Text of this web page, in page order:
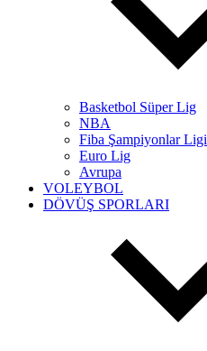
Basketbol Süper Lig
NBA
Fiba Şampiyonlar Ligi
Euro Lig
Avrupa
VOLEYBOL
DÖVÜŞ SPORLARI